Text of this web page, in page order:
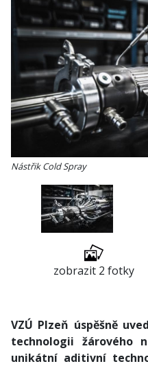
Nástřik Cold Spray
zobrazit 2 fotky
VZÚ Plzeň úspěšně
technologii žárového
unikátní aditivní